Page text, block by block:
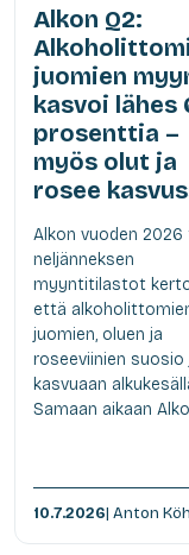
Alkon Q2:
juomien
kasvoi lähes
prosenttia –
myös olut ja
rosee
Alkon vuoden 2026
neljänneksen
myyntitilastot
että
juomien, oluen ja
roseeviinien suosio
kasvuaan
Samaan aikaan
10.7.2026| Anton